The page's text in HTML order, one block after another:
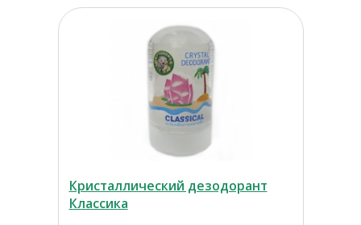
Кристаллический дезодорант
Классика